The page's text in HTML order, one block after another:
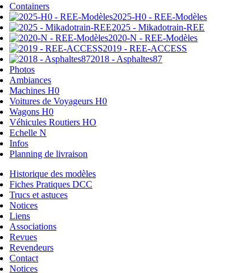
Containers
2025-H0 - REE-Modèles
2025 - Mikadotrain-REE
2020-N - REE-Modèles
2019 - REE-ACCESS
2018 - Asphaltes87
Photos
Ambiances
Machines H0
Voitures de Voyageurs H0
Wagons H0
Véhicules Routiers HO
Echelle N
Infos
Planning de livraison
Historique des modèles
Fiches Pratiques DCC
Trucs et astuces
Notices
Liens
Associations
Revues
Revendeurs
Contact
Notices